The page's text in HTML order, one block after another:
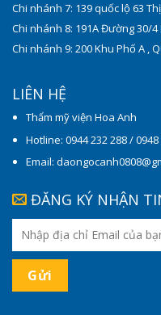
Chi nhánh 7: 139 quốc lộ 63
Chi nhánh 8: 191A Đường 30/
Chi nhánh 9: 200 Khu Phố A ,
LIÊN HỆ
Thẩm mỹ viện Hoa Anh
Hotline: 0944 232 288 / 0948
Email:
ĐĂNG KÝ NHẬN